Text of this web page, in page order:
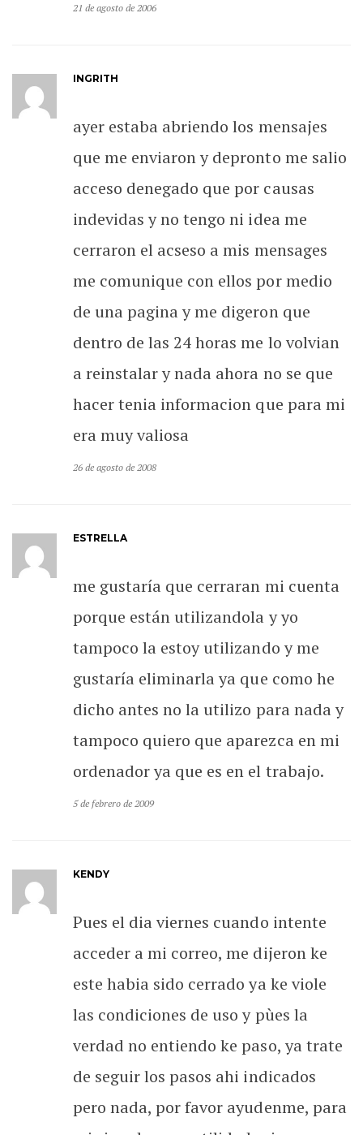
21 de agosto de 2006
INGRITH
ayer estaba abriendo los mensajes
que me enviaron y depronto me salio
acceso denegado que por causas
indevidas y no tengo ni idea me
cerraron el acseso a mis mensages
me comunique con ellos por medio
de una pagina y me digeron que
dentro de las 24 horas me lo volvian
a reinstalar y nada ahora no se que
hacer tenia informacion que para mi
era muy valiosa
26 de agosto de 2008
ESTRELLA
me gustaría que cerraran mi cuenta
porque están utilizandola y yo
tampoco la estoy utilizando y me
gustaría eliminarla ya que como he
dicho antes no la utilizo para nada y
tampoco quiero que aparezca en mi
ordenador ya que es en el trabajo.
5 de febrero de 2009
KENDY
Pues el dia viernes cuando intente
acceder a mi correo, me dijeron ke
este habia sido cerrado ya ke viole
las condiciones de uso y pùes la
verdad no entiendo ke paso, ya trate
de seguir los pasos ahi indicados
pero nada, por favor ayudenme, para